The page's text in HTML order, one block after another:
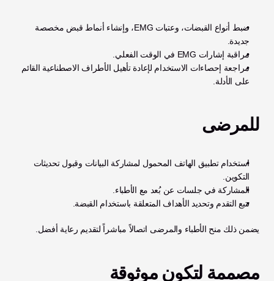
جديدة.
مراقبة إشارات EMG في الوقت الفعلي.
على الأدلة.
للمرضى
التكوين.
المشاركة في جلسات عن بُعد مع الأطباء.
تتبع التقدم وتحديد الأهداف المتعلقة باستخدام القبضة.
يضمن ذلك منح الأطباء والمرضى اتصالاً مباشراً لتقديم رعاية أفضل.
مصممة لتكون موثوقة